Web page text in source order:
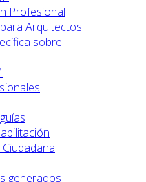
Profesional
Arquitectos
sobre
generados -